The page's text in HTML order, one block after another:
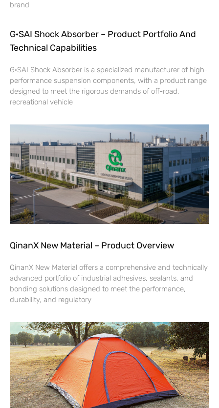
brand
G·SAI Shock Absorber – Product Portfolio And
Technical Capabilities
G·SAI Shock Absorber is a specialized manufacturer of high-
performance suspension components, with a product range
designed to meet the rigorous demands of off-road,
recreational vehicle
QinanX New Material – Product Overview
QinanX New Material offers a comprehensive and technically
advanced portfolio of industrial adhesives, sealants, and
bonding solutions designed to meet the performance,
durability, and regulatory